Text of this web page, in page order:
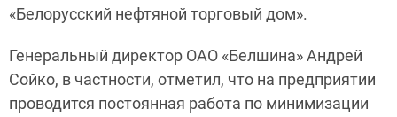
«Белорусский нефтяной торговый дом».
Генеральный директор ОАО «Белшина» Андрей
Сойко, в частности, отметил, что на предприятии
проводится постоянная работа по минимизации